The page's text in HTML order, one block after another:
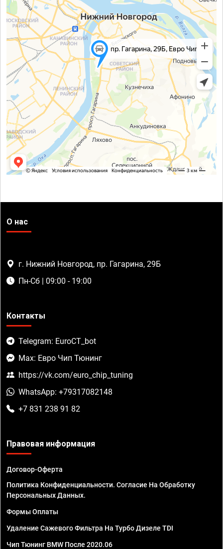
О нас
г. Нижний Новгород, пр. Гагарина, 29Б
Пн-Сб | 09:00 - 19:00
Контакты
Telegram: EuroCT_bot
Max: Евро Чип Тюнинг
https://vk.com/euro_chip_tuning
WhatsApp: +79317082148
+7 831 238 91 82
Правовая информация
Договор-Оферта
Политика Конфиденциальности. Согласие На Обработку
Персональных Данных.
Формы Оплаты
Удаление Сажевого Фильтра На Турбо Дизеле TDI
Чип Тюнинг BMW После 2020.06